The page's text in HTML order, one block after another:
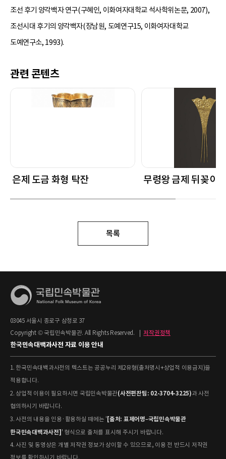
조선 후기 양각백자 연구(구혜인, 이화여자대학교 석사학위논문, 2007),
조선시대 후기의 양각백자(장남원, 도예연구15, 이화여자대학교
도예연구소, 1993).
관련 콘텐츠
은제 도금 화형 탁잔 무령왕 금제 뒤꽂이
목록
03045 서울시 종로구 삼청로 37
Copyright © 국립민속박물관. All Rights Reserved.
저작권정책
한국민속대백과사전 자료 이용 안내
1. 한국민속대백과사전의 텍스트는 공공누리 제2유형(출처명시+상업적 이용금지)을
적용합니다.
2. 상업적 이용이 필요하시면 국립민속박물관(사전편찬팀: 02-3704-3225)과 사전
협의하시기 바랍니다.
3. 사전의 내용을 인용·활용하실 때에는 ' [출처: 표제어명–국립민속박물관
한국민속대백과사전] ' 형식으로 출처를 표시해 주시기 바랍니다.
4. 사진 및 동영상은 개별 저작권 정보가 상이할 수 있으므로, 이용 전 반드시 저작권
정보를 확인하시기 바랍니다.